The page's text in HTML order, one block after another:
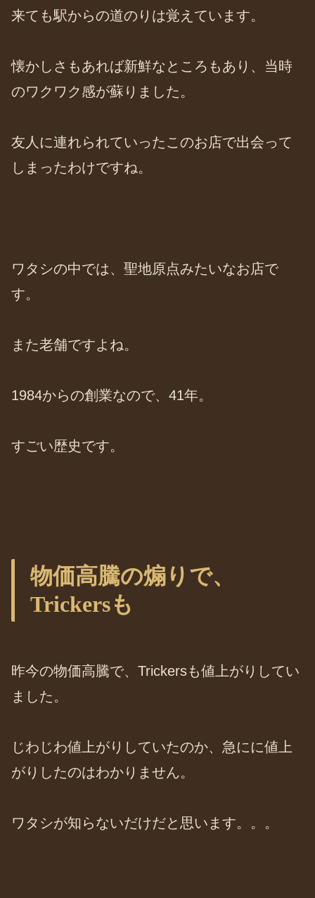
来ても駅からの道のりは覚えています。
懐かしさもあれば新鮮なところもあり、当時
のワクワク感が蘇りました。
友人に連れられていったこのお店で出会って
しまったわけですね。
ワタシの中では、聖地原点みたいなお店で
す。
また老舗ですよね。
1984からの創業なので、41年。
すごい歴史です。
物価高騰の煽りで、
Trickersも
昨今の物価高騰で、Trickersも値上がりしてい
ました。
じわじわ値上がりしていたのか、急にに値上
がりしたのはわかりません。
ワタシが知らないだけだと思います。。。